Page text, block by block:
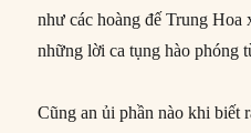
như các hoàng đế Trung Hoa
những lời ca tụng hào phóng
Cũng an ủi phần nào khi biết